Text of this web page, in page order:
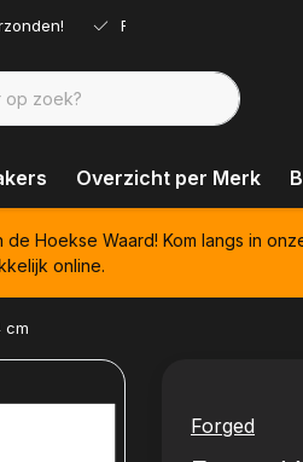
Ruim assortiment!
Overzicht per Merk
Hoekse Waard! Kom langs in
online.
cm
Forged